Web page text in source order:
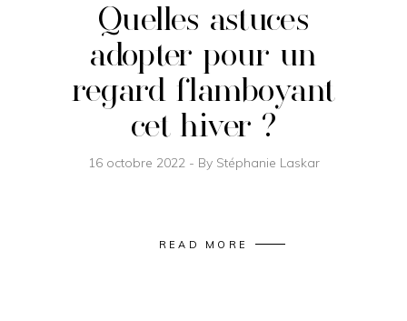
Quelles astuces
adopter pour un
regard flamboyant
cet hiver ?
16 octobre 2022 By Stéphanie Laskar
READ MORE